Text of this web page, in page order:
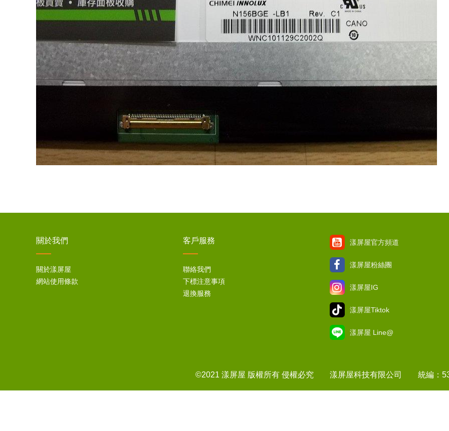
關於我們
關於漾屏屋
網站使用條款
客戶服務
聯絡我們
下標注意事項
退換服務
漾屏屋官方頻道
漾屏屋粉絲團
漾屏屋IG
漾屏屋Tiktok
漾屏屋 Line@
©2021 漾屏屋 版權所有 侵權必究 漾屏屋科技有限公司 統編：